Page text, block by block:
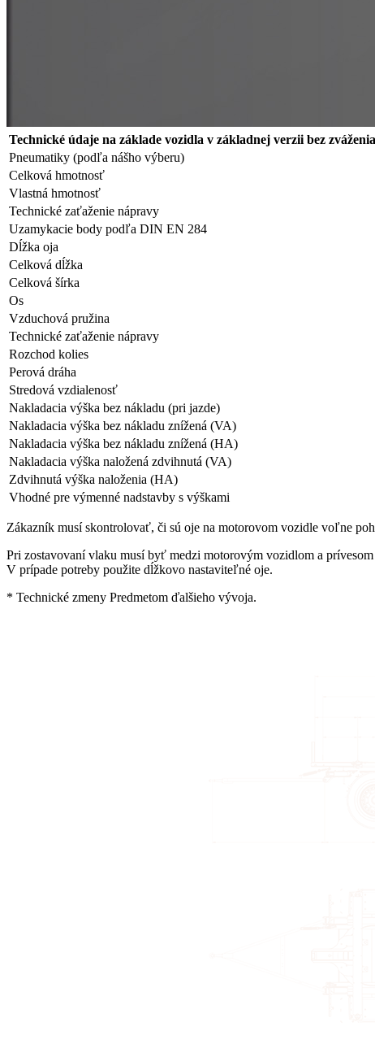
Technické údaje na základe vozidla v základnej verzii bez
Pneumatiky (podľa nášho výberu)
Celková hmotnosť
Vlastná hmotnosť
Technické zaťaženie nápravy
Uzamykacie body podľa DIN EN 284
Dĺžka oja
Celková dĺžka
Celková šírka
Os
Vzduchová pružina
Technické zaťaženie nápravy
Rozchod kolies
Perová dráha
Stredová vzdialenosť
Nakladacia výška bez nákladu (pri jazde)
Nakladacia výška bez nákladu znížená (VA)
Nakladacia výška bez nákladu znížená (HA)
Nakladacia výška naložená zdvihnutá (VA)
Zdvihnutá výška naloženia (HA)
Vhodné pre výmenné nadstavby s výškami
Zákazník musí skontrolovať, či sú oje na motorovom vozidle voľne
Pri zostavovaní vlaku musí byť medzi motorovým vozidlom a
V prípade potreby použite dĺžkovo nastaviteľné oje.
* Technické zmeny Predmetom ďalšieho vývoja.